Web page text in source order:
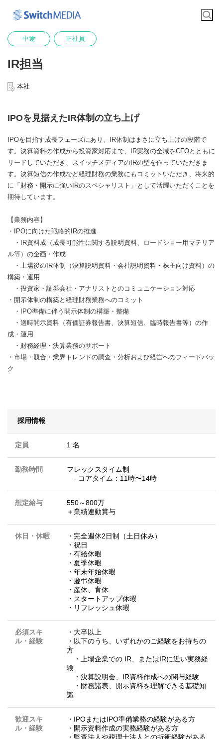
中途 正社員
IR担当
本社
IPOを見据えたIR体制の立ち上げ
IPOを目指す成長フェーズにあり、IR体制はまさに立ち上げの段階で
す。決算資料の作成から投資家対応まで、IR実務の全域をCFOとともに
リードしていただき、スイッチメディアのIRの型を作っていただきま
す。決算短信の作成など経理財務の業務にもコミットいただき、将来的
に「財務・開示に強いIRのスペシャリスト」として活躍いただくことを
期待しています。
【業務内容】
・IPOに向けた戦略的IRの推進
・IR資料成（成長可能性に関する説明資料、ロードショー用マテリア
ル等）の企画・作成
・上場後のIR体制（決算説明資料・会社説明資料・株主向け資料）の
構築・運用
・投資家・証券会社・アナリストとのコミュニケーション対応
・開示体制の構築と経理財務業務へのコミット
・IPO準備に伴う開示体制の構築・整備
・適時開示資料（有価証券報告書、決算短信、臨時報告書等）の作
成・運用
・財務経理・決算業務のサポート
・市場・競合・業界トレンドの調査・分析および経営へのフィードバッ
ク
採用情報
定員 1 名
勤務時間
フレックスタイム制
- コアタイム：11時〜14時
想定給与
550～800万
＋業績連動賞与
休日・休暇
・完全週休2日制（土日休み）
・祝日
・有給休暇
・夏季休暇
・年末年始休暇
・慶弔休暇
・産休、育休
・スタートアップ休暇
・リフレッシュ休暇
必須スキ
ル・経験
・大卒以上
・以下のうち、いずれかのご経験をお持ちの
方
・上場企業での IR、またはIRに近い実務経
験
・決算説明会、IR資料作成への関与経験
・財務諸表、開示資料を理解できる基礎知
識
歓迎スキ
ル・経験
・IPOまたはIPO準備業務の経験がある方
・開示資料作成の実務経験がある方
・監査法人や税理士法人との折衝経験がある